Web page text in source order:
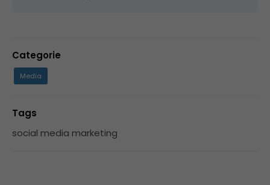
Categorie
Media
Tags
social media marketing